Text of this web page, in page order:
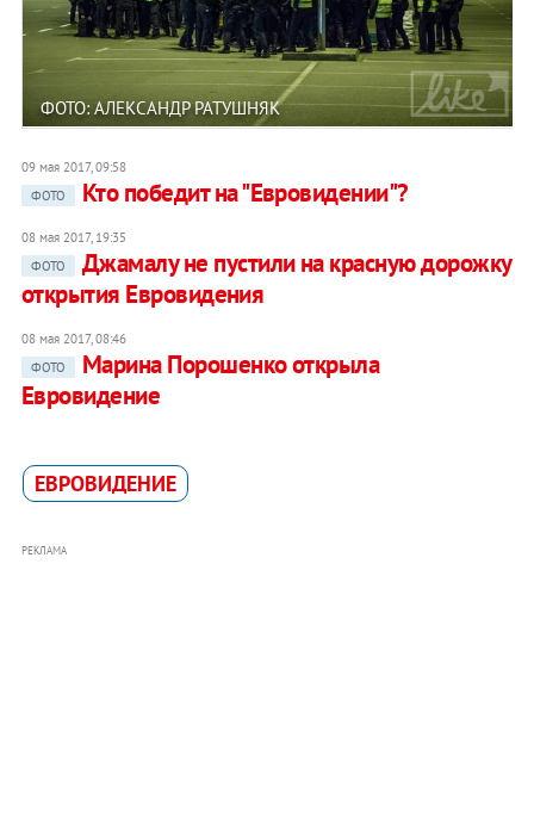
ФОТО: АЛЕКСАНДР РАТУШНЯК
09 мая 2017, 09:58
ФОТО
Кто победит на "Евровидении"?
08 мая 2017, 19:35
ФОТО
Джамалу не пустили на красную дорожку
открытия Евровидения
08 мая 2017, 08:46
ФОТО
Марина Порошенко открыла
Евровидение
ЕВРОВИДЕНИЕ
РЕКЛАМА